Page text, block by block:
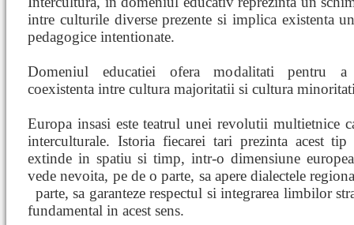
intre culturile diverse prezente si implica existenta
pedagogice intentionate.
Domeniul educatiei ofera modalitati pentru a
coexistenta intre cultura majoritatii si cultura
Europa insasi este teatrul unei revolutii multietnice
interculturale. Istoria fiecarei tari prezinta acest
extinde in spatiu si timp, intr-o dimensiune
vede nevoita, pe de o parte, sa apere dialectele
parte, sa garanteze respectul si integrarea limbilor
fundamental in acest sens.